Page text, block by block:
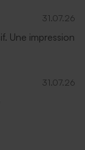
31.07.26
Une impression
31.07.26